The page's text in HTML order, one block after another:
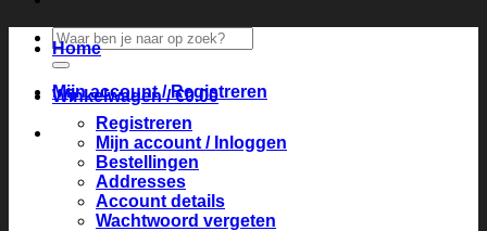
Zoeken
naar:
Winkelwagen /€0.00
Home
Mijn account / Registreren
Registreren
Mijn account / Inloggen
Bestellingen
Addresses
Account details
Wachtwoord vergeten